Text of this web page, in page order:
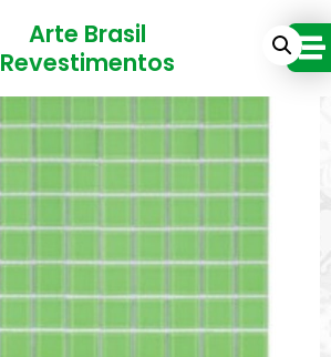
Arte Brasil
Revestimentos